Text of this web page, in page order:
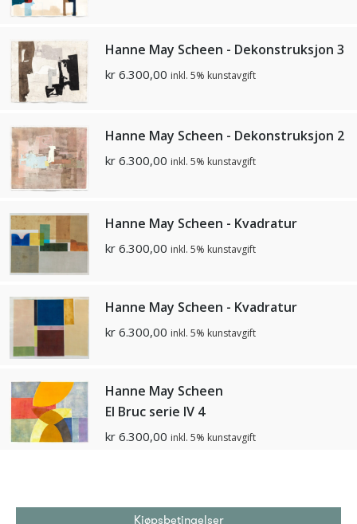
Hanne May Scheen - Dekonstruksjon 3
kr 6.300,00 inkl. 5% kunstavgift
Hanne May Scheen - Dekonstruksjon 2
kr 6.300,00 inkl. 5% kunstavgift
Hanne May Scheen - Kvadratur
kr 6.300,00 inkl. 5% kunstavgift
Hanne May Scheen - Kvadratur
kr 6.300,00 inkl. 5% kunstavgift
Hanne May Scheen
El Bruc serie IV 4
kr 6.300,00 inkl. 5% kunstavgift
Kjøpsbetingelser